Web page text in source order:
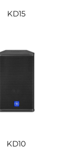
KD15
KD10